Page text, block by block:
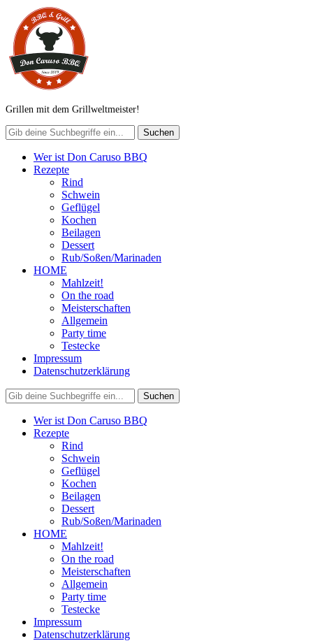
Grillen mit dem Grillweltmeister!
Wer ist Don Caruso BBQ
Rezepte
Rind
Schwein
Geflügel
Kochen
Beilagen
Dessert
Rub/Soßen/Marinaden
HOME
Mahlzeit!
On the road
Meisterschaften
Allgemein
Party time
Testecke
Impressum
Datenschutzerklärung
Wer ist Don Caruso BBQ
Rezepte
Rind
Schwein
Geflügel
Kochen
Beilagen
Dessert
Rub/Soßen/Marinaden
HOME
Mahlzeit!
On the road
Meisterschaften
Allgemein
Party time
Testecke
Impressum
Datenschutzerklärung